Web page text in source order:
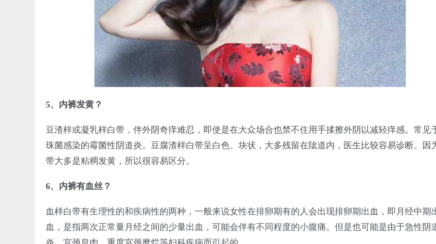
5、内裤发黄？
豆渣样或凝乳样白带，伴外阴奇痒难忍，即使是在大众场合也禁不住用手揉擦外阴以减轻痒感。常见
珠菌感染的霉菌性阴道炎。豆腐渣样白带呈白色、块状，大多残留在隂道内，医生比较容易诊断。因
带大多是粘稠发黄，所以很容易区分。
6、内裤有血丝？
血样白带有生理性的和疾病性的两种，一般来说女性在排卵期有的人会出现排卵期出血，即月经中期
血，是指两次正常量月经之间的少量出血，可能会伴有不同程度的小腹痛。但是也可能是由于急性阴